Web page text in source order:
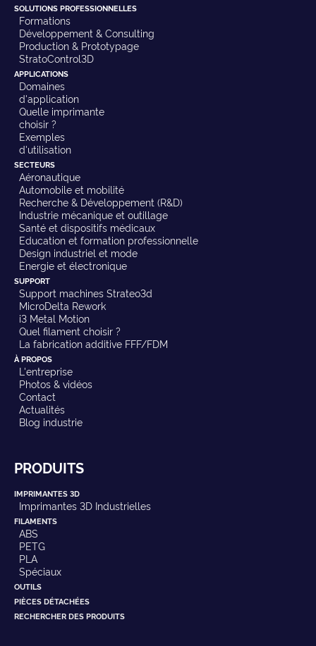
SOLUTIONS PROFESSIONNELLES
Formations
Développement & Consulting
Production & Prototypage
StratoControl3D
APPLICATIONS
Domaines
d'application
Quelle imprimante
choisir ?
Exemples
d'utilisation
SECTEURS
Aéronautique
Automobile et mobilité
Recherche & Développement (R&D)
Industrie mécanique et outillage
Santé et dispositifs médicaux
Education et formation professionnelle
Design industriel et mode
Energie et électronique
SUPPORT
Support machines Strateo3d
MicroDelta Rework
i3 Metal Motion
Quel filament choisir ?
La fabrication additive FFF/FDM
À PROPOS
L'entreprise
Photos & vidéos
Contact
Actualités
Blog industrie
PRODUITS
IMPRIMANTES 3D
Imprimantes 3D Industrielles
FILAMENTS
ABS
PETG
PLA
Spéciaux
OUTILS
PIÈCES DÉTACHÉES
RECHERCHER DES PRODUITS